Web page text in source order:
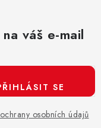
váš e-mail
osobních údajů
SE